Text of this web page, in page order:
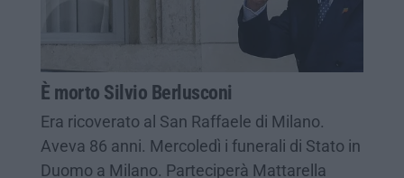
È morto Silvio Berlusconi
Era ricoverato al San Raffaele di Milano.
Aveva 86 anni. Mercoledì i funerali di Stato in
Duomo a Milano. Parteciperà Mattarella